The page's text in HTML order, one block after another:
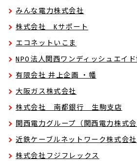
みんな電力株式会社
株式会社 Kサポート
エコネットいこま
NPO法人関西ワンディッシュエイ
有限会社 井上企画 ・幡
大阪ガス株式会社
株式会社 南都銀行 生駒支店
関西電力グループ（関西電力株式
近鉄ケーブルネットワーク株式会社
株式会社フジフレックス